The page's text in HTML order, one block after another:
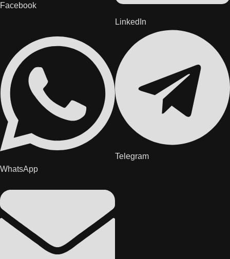
Facebook
LinkedIn
WhatsApp
Telegram